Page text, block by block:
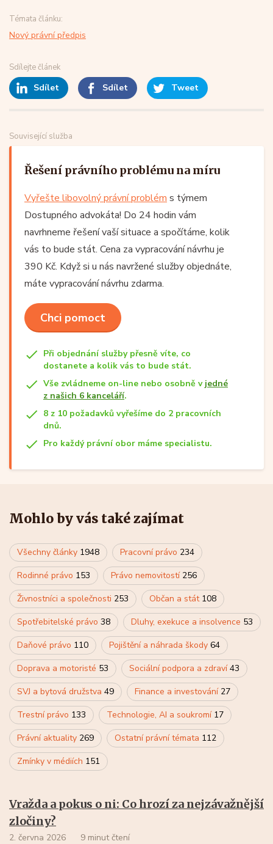
Témata článku:
Nový právní předpis
Sdílejte článek
Sdílet Sdílet Tweet
Související služba
Řešení právního problému na míru
Vyřešte libovolný právní problém s týmem
Dostupného advokáta! Do 24 hodin vám
navrhneme řešení vaší situace a spočítáme, kolik
vás to bude stát. Cena za vypracování návrhu je
390 Kč. Když si u nás navržené služby objednáte,
máte vypracování návrhu zdarma.
Chci pomoct
Při objednání služby přesně víte, co
dostanete a kolik vás to bude stát.
Vše zvládneme on-line nebo osobně v jedné
z našich 6 kanceláří.
8 z 10 požadavků vyřešíme do 2 pracovních
dnů.
Pro každý právní obor máme specialistu.
Mohlo by vás také zajímat
Všechny články 1948 Pracovní právo 234
Rodinné právo 153 Právo nemovitostí 256
Živnostníci a společnosti 253 Občan a stát 108
Spotřebitelské právo 38 Dluhy, exekuce a insolvence 53
Daňové právo 110 Pojištění a náhrada škody 64
Doprava a motoristé 53 Sociální podpora a zdraví43
SVJ a bytová družstva 49 Finance a investování 27
Trestní právo 133 Technologie, AI a soukromí 17
Právní aktuality 269 Ostatní právní témata 112
Zmínky v médiích 151
Vražda a pokus o ni: Co hrozí za nejzávažnější
zločiny?
2. června 2026 9 minut čtení